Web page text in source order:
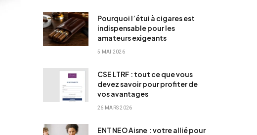
Pourquoi l’étui à cigares est
indispensable pour les
amateurs exigeants
5 MAI 2026
CSE LTRF : tout ce que vous
devez savoir pour profiter de
vos avantages
26 MARS 2026
ENT NEO Aisne : votre allié pour